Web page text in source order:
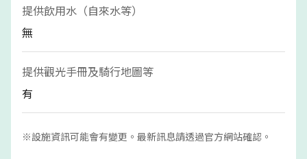
提供飲用水（自來水等）
無
提供觀光手冊及騎行地圖等
有
※設施資訊可能會有變更。最新訊息請透過官方網站確認。